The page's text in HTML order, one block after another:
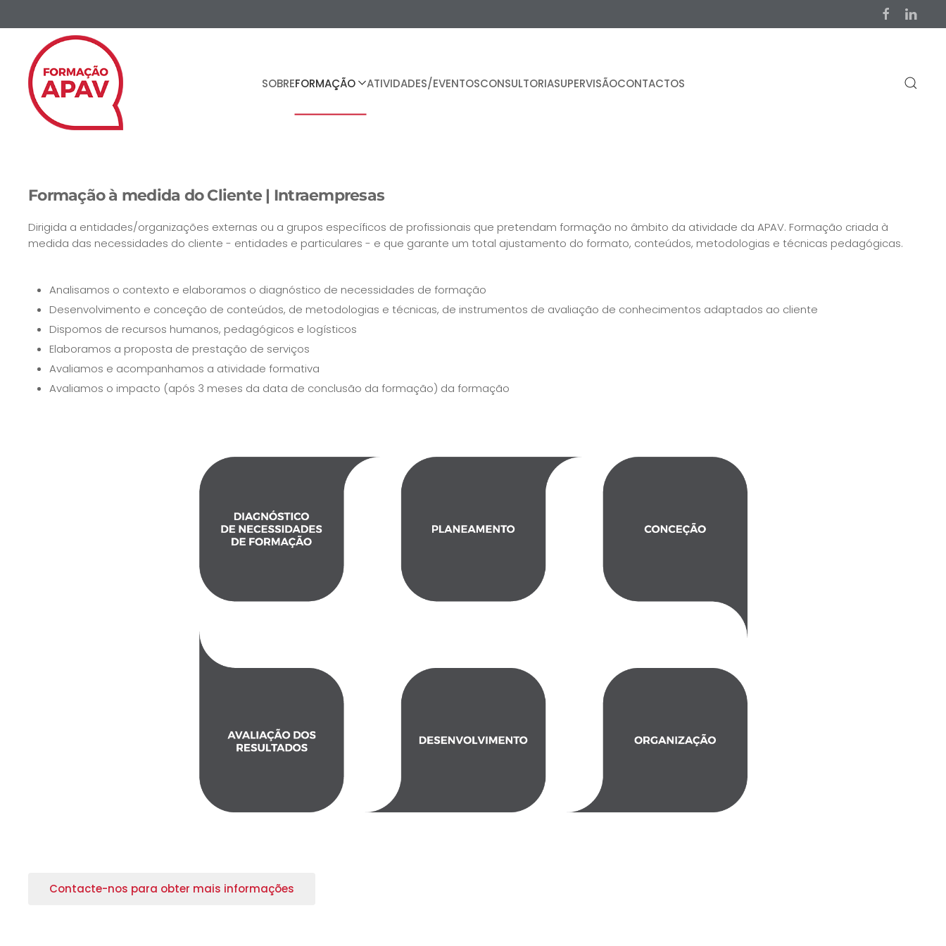
Skip to main content
SOBREFORMAÇÃO ATIVIDADES/EVENTOSCONSULTORIASUPERVISÃOCONTACTOS
Formação à medida do Cliente | Intraempresas
Dirigida a entidades/organizações externas ou a grupos específicos de profissionais que pretendam formação no âmbito da atividade da APAV. Formação criada à
medida das necessidades do cliente - entidades e particulares - e que garante um total ajustamento do formato, conteúdos, metodologias e técnicas pedagógicas.
Analisamos o contexto e elaboramos o diagnóstico de necessidades de formação
Desenvolvimento e conceção de conteúdos, de metodologias e técnicas, de instrumentos de avaliação de conhecimentos adaptados ao cliente
Dispomos de recursos humanos, pedagógicos e logísticos
Elaboramos a proposta de prestação de serviços
Avaliamos e acompanhamos a atividade formativa
Avaliamos o impacto (após 3 meses da data de conclusão da formação) da formação
Contacte-nos para obter mais informações